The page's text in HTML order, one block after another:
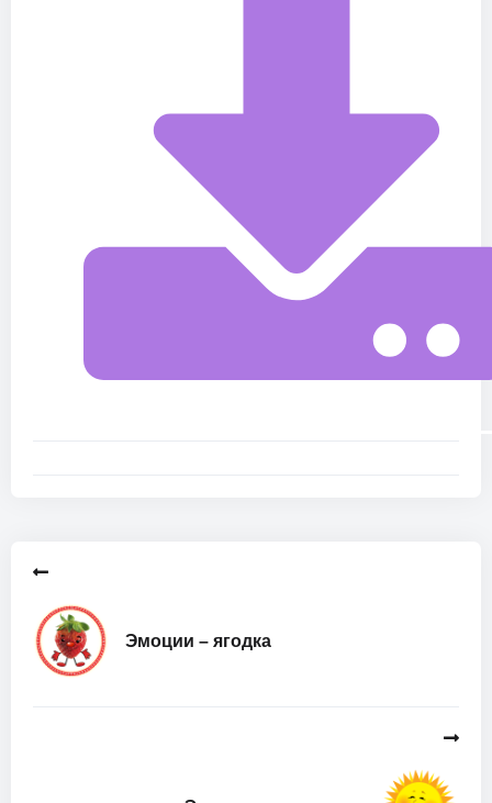
Эмоции – ягодка